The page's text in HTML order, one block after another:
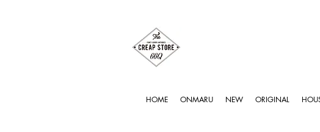
HOME ONMARU NEW ORIGINAL